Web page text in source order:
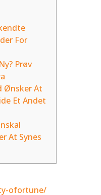
For
Prøv
Ønsker At
Et Andet
At Synes
ofortune/